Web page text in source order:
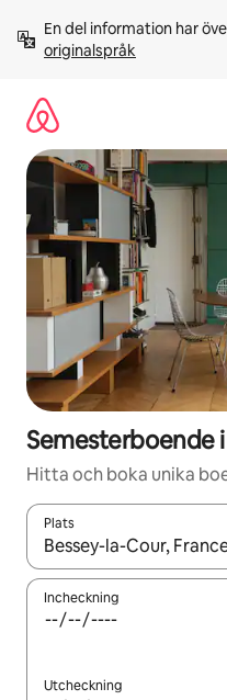
innehåll
En del information har
originalspråk
Semesterboende
Hitta och boka unika
Plats
När resultaten är
Incheckning
Utcheckning